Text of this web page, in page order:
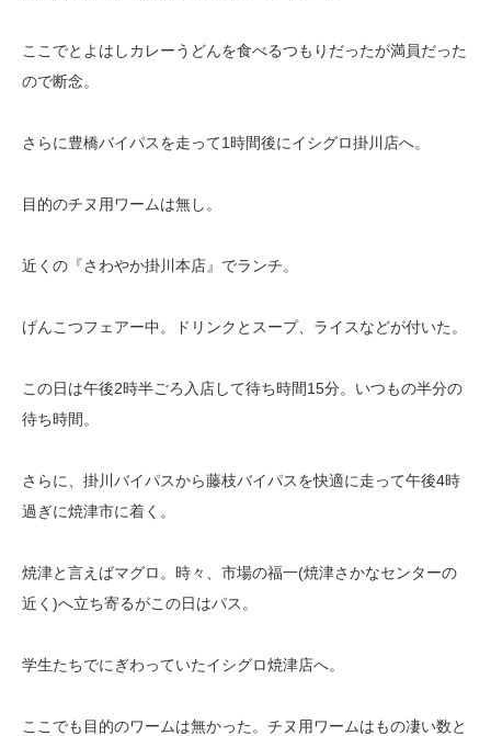
ここでとよはしカレーうどんを食べるつもりだったが満員だった
ので断念。
さらに豊橋バイパスを走って1時間後にイシグロ掛川店へ。
目的のチヌ用ワームは無し。
近くの『さわやか掛川本店』でランチ。
げんこつフェアー中。ドリンクとスープ、ライスなどが付いた。
この日は午後2時半ごろ入店して待ち時間15分。いつもの半分の
待ち時間。
さらに、掛川バイパスから藤枝バイパスを快適に走って午後4時
過ぎに焼津市に着く。
焼津と言えばマグロ。時々、市場の福一(焼津さかなセンターの
近く)へ立ち寄るがこの日はパス。
学生たちでにぎわっていたイシグロ焼津店へ。
ここでも目的のワームは無かった。チヌ用ワームはもの凄い数と